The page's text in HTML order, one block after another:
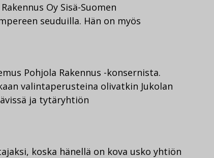
Oy Sisä-Suomen
seuduilla. Hän on myös
Pohjola Rakennus -konsernista.
valintaperusteina olivatkin Jukolan
ja tytäryhtiön
koska hänellä on kova usko yhtiön